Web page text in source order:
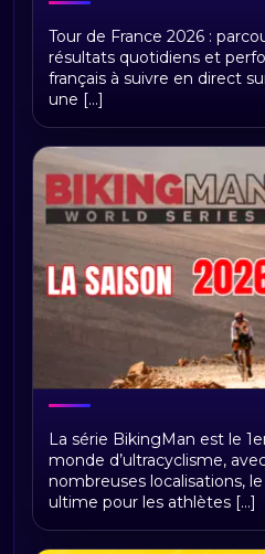
Tour de France 2026
étapes et replays
Tour de France 2026 :
résultats quotidiens et
français à suivre en direct
une [...]
BikingMan Direct :
du championnat du
d'ultracyclisme sur
La série BikingMan est le
monde d’ultracyclisme,
nombreuses localisations,
ultime pour les athlètes [...]